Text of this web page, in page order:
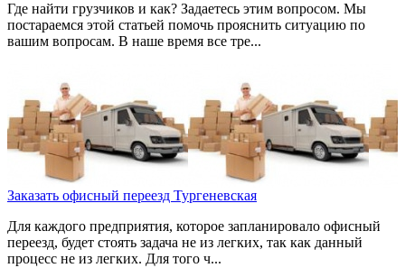
Где найти грузчиков и как? Задаетесь этим вопросом. Мы
постараемся этой статьей помочь прояснить ситуацию по
вашим вопросам. В наше время все тре...
Заказать офисный переезд Тургеневская
Для каждого предприятия, которое запланировало офисный
переезд, будет стоять задача не из легких, так как данный
процесс не из легких. Для того ч...